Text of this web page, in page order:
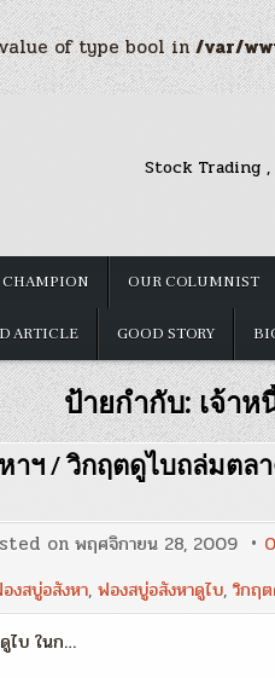
of type bool in/var/
Stock Trading ,
OUR COLUMNIST
ARTICLE GOOD STORY
ป้ายกำกับ:เจ้าห
หาฯ / วิกฤตดูไบถล่มต
on พฤศจิกายน 28, 2009
งสบู่อสังหา, ฟองสบู่อสังหาดูไบ, วิกฤ
ไบ ในก…